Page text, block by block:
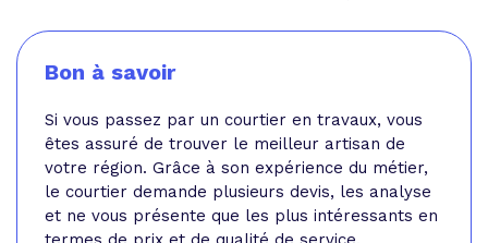
Bon à savoir
Si vous passez par un courtier en travaux, vous
êtes assuré de trouver le meilleur artisan de
votre région. Grâce à son expérience du métier,
le courtier demande plusieurs devis, les analyse
et ne vous présente que les plus intéressants en